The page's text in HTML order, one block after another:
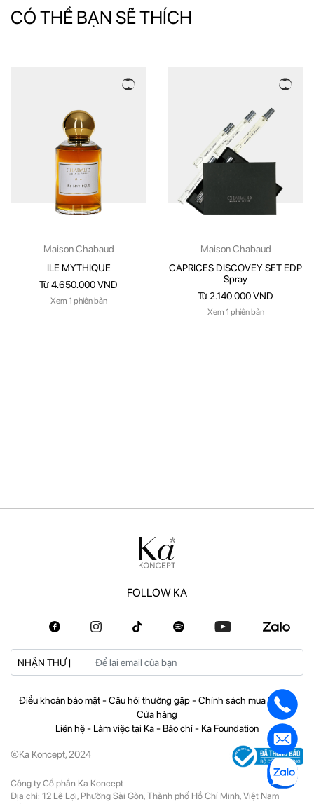
CÓ THỂ BẠN SẼ THÍCH
Maison Chabaud
ILE MYTHIQUE
Từ 4.650.000 VND
Xem 1 phiên bản
Maison Chabaud
CAPRICES DISCOVEY SET EDP
Spray
Từ 2.140.000 VND
Xem 1 phiên bản
FOLLOW KA
NHẬN THƯ |
Điều khoản bảo mật-Câu hỏi thường gặp-Chính sách mua hàng
Cửa hàng
Liên hệ- Làm việc tại Ka- Báo chí- Ka Foundation
©Ka Koncept, 2024
Công ty Cổ phần Ka Koncept
Địa chỉ: 12 Lê Lợi, Phường Sài Gòn, Thành phố Hồ Chí Minh, Việt Nam